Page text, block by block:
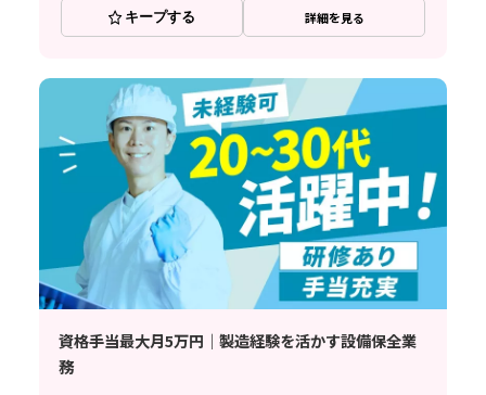
キープする 詳細を見る
資格手当最大月5万円｜製造経験を活かす設備保全業
務